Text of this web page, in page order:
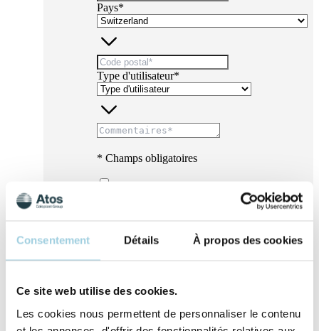
Consentement Détails À propos des cookies
Ce site web utilise des cookies.
Les cookies nous permettent de personnaliser le contenu
Pays*
Type d'utilisateur*
* Champs obligatoires